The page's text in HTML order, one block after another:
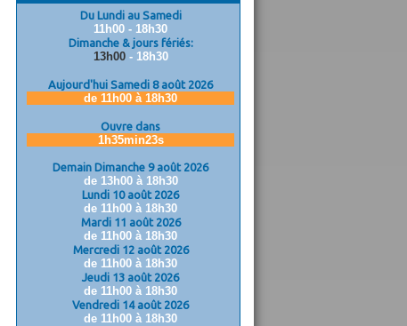
Du Lundi au Samedi
11h00 - 18h30
Dimanche & jours fériés:
13h00- 18h30
Aujourd'hui Samedi 8 août 2026
de 11h00 à 18h30
Ouvre dans
1h35min22s
Demain Dimanche 9 août 2026
de 13h00 à 18h30
Lundi 10 août 2026
de 11h00 à 18h30
Mardi 11 août 2026
de 11h00 à 18h30
Mercredi 12 août 2026
de 11h00 à 18h30
Jeudi 13 août 2026
de 11h00 à 18h30
Vendredi 14 août 2026
de 11h00 à 18h30